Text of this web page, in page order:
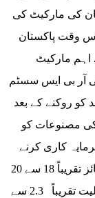
کی مارکیٹ کی
وقت پاکستان
مارکیٹ
آر بی ایس سسٹم
کو روکنے کے بعد
مصنوعات کو
کاری کرنے
کے قابل بنایا۔ فی الحال اس کی مارکیٹ کا سائز تقریباً 18 سے 20
ملین یونٹ سمارٹ فون سالانہ ہے جس کی مالیت تقریباً 2.3 سے